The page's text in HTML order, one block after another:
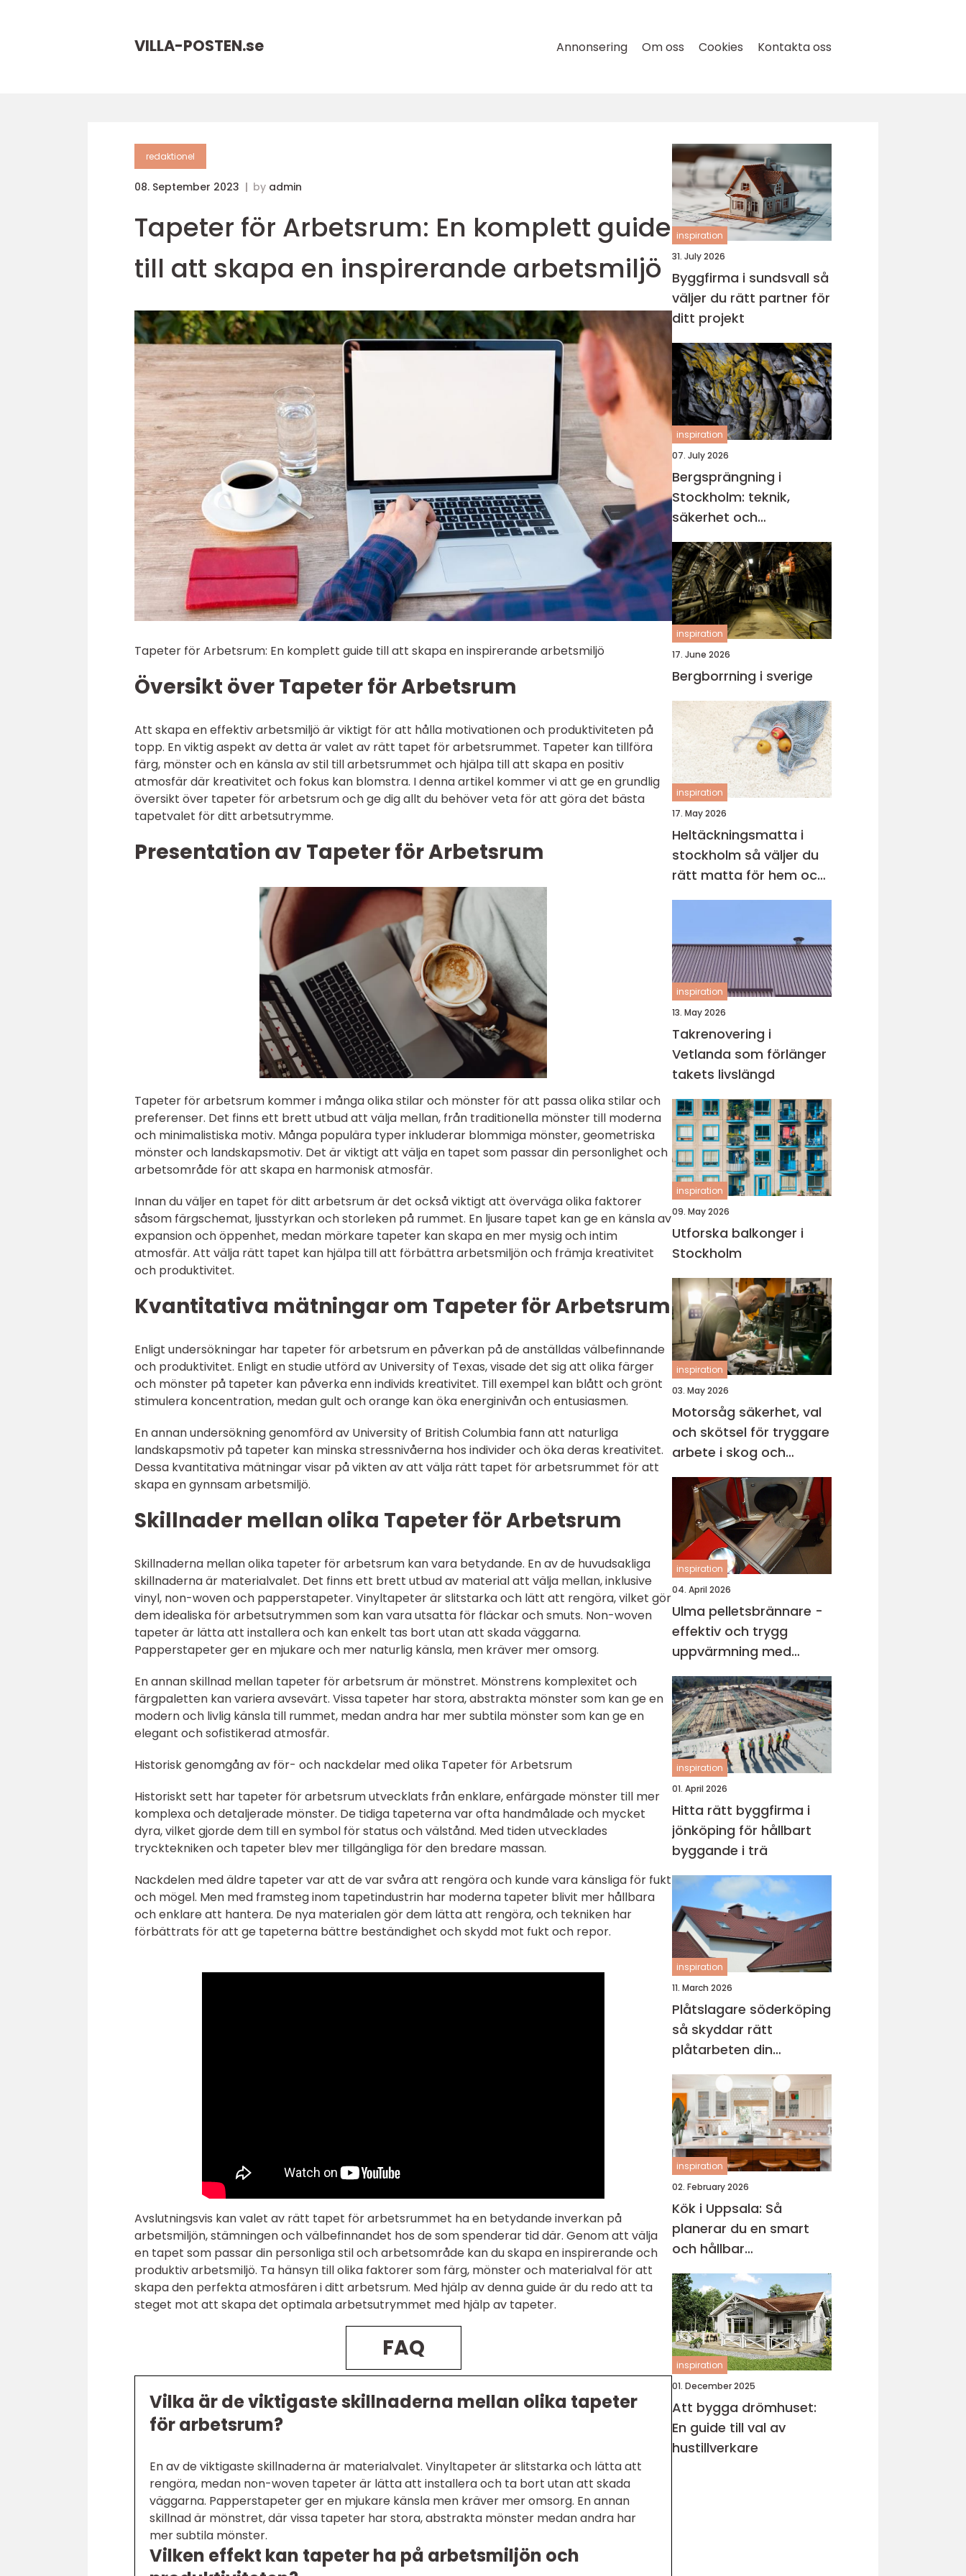
VILLA-POSTEN.se Annonsering Om oss Cookies Kontakta oss
redaktionel
08. September 2023 by admin
Tapeter för Arbetsrum: En komplett guide
till att skapa en inspirerande arbetsmiljö
Tapeter för Arbetsrum: En komplett guide till att skapa en inspirerande arbetsmiljö
Översikt över Tapeter för Arbetsrum
Att skapa en effektiv arbetsmiljö är viktigt för att hålla motivationen och produktiviteten på
topp. En viktig aspekt av detta är valet av rätt tapet för arbetsrummet. Tapeter kan tillföra
färg, mönster och en känsla av stil till arbetsrummet och hjälpa till att skapa en positiv
atmosfär där kreativitet och fokus kan blomstra. I denna artikel kommer vi att ge en grundlig
översikt över tapeter för arbetsrum och ge dig allt du behöver veta för att göra det bästa
tapetvalet för ditt arbetsutrymme.
Presentation av Tapeter för Arbetsrum
Tapeter för arbetsrum kommer i många olika stilar och mönster för att passa olika stilar och
preferenser. Det finns ett brett utbud att välja mellan, från traditionella mönster till moderna
och minimalistiska motiv. Många populära typer inkluderar blommiga mönster, geometriska
mönster och landskapsmotiv. Det är viktigt att välja en tapet som passar din personlighet och
arbetsområde för att skapa en harmonisk atmosfär.
Innan du väljer en tapet för ditt arbetsrum är det också viktigt att överväga olika faktorer
såsom färgschemat, ljusstyrkan och storleken på rummet. En ljusare tapet kan ge en känsla av
expansion och öppenhet, medan mörkare tapeter kan skapa en mer mysig och intim
atmosfär. Att välja rätt tapet kan hjälpa till att förbättra arbetsmiljön och främja kreativitet
och produktivitet.
Kvantitativa mätningar om Tapeter för Arbetsrum
Enligt undersökningar har tapeter för arbetsrum en påverkan på de anställdas välbefinnande
och produktivitet. Enligt en studie utförd av University of Texas, visade det sig att olika färger
och mönster på tapeter kan påverka enn individs kreativitet. Till exempel kan blått och grönt
stimulera koncentration, medan gult och orange kan öka energinivån och entusiasmen.
En annan undersökning genomförd av University of British Columbia fann att naturliga
landskapsmotiv på tapeter kan minska stressnivåerna hos individer och öka deras kreativitet.
Dessa kvantitativa mätningar visar på vikten av att välja rätt tapet för arbetsrummet för att
skapa en gynnsam arbetsmiljö.
Skillnader mellan olika Tapeter för Arbetsrum
Skillnaderna mellan olika tapeter för arbetsrum kan vara betydande. En av de huvudsakliga
skillnaderna är materialvalet. Det finns ett brett utbud av material att välja mellan, inklusive
vinyl, non-woven och papperstapeter. Vinyltapeter är slitstarka och lätt att rengöra, vilket gör
dem idealiska för arbetsutrymmen som kan vara utsatta för fläckar och smuts. Non-woven
tapeter är lätta att installera och kan enkelt tas bort utan att skada väggarna.
Papperstapeter ger en mjukare och mer naturlig känsla, men kräver mer omsorg.
En annan skillnad mellan tapeter för arbetsrum är mönstret. Mönstrens komplexitet och
färgpaletten kan variera avsevärt. Vissa tapeter har stora, abstrakta mönster som kan ge en
modern och livlig känsla till rummet, medan andra har mer subtila mönster som kan ge en
elegant och sofistikerad atmosfär.
Historisk genomgång av för- och nackdelar med olika Tapeter för Arbetsrum
Historiskt sett har tapeter för arbetsrum utvecklats från enklare, enfärgade mönster till mer
komplexa och detaljerade mönster. De tidiga tapeterna var ofta handmålade och mycket
dyra, vilket gjorde dem till en symbol för status och välstånd. Med tiden utvecklades
trycktekniken och tapeter blev mer tillgängliga för den bredare massan.
Nackdelen med äldre tapeter var att de var svåra att rengöra och kunde vara känsliga för fukt
och mögel. Men med framsteg inom tapetindustrin har moderna tapeter blivit mer hållbara
och enklare att hantera. De nya materialen gör dem lätta att rengöra, och tekniken har
förbättrats för att ge tapeterna bättre beständighet och skydd mot fukt och repor.
Avslutningsvis kan valet av rätt tapet för arbetsrummet ha en betydande inverkan på
arbetsmiljön, stämningen och välbefinnandet hos de som spenderar tid där. Genom att välja
en tapet som passar din personliga stil och arbetsområde kan du skapa en inspirerande och
produktiv arbetsmiljö. Ta hänsyn till olika faktorer som färg, mönster och materialval för att
skapa den perfekta atmosfären i ditt arbetsrum. Med hjälp av denna guide är du redo att ta
steget mot att skapa det optimala arbetsutrymmet med hjälp av tapeter.
FAQ
Vilka är de viktigaste skillnaderna mellan olika tapeter
för arbetsrum?
En av de viktigaste skillnaderna är materialvalet. Vinyltapeter är slitstarka och lätta att
rengöra, medan non-woven tapeter är lätta att installera och ta bort utan att skada
väggarna. Papperstapeter ger en mjukare känsla men kräver mer omsorg. En annan
skillnad är mönstret, där vissa tapeter har stora, abstrakta mönster medan andra har
mer subtila mönster.
Vilken effekt kan tapeter ha på arbetsmiljön och
inspiration
31. July 2026
Byggfirma i sundsvall så
väljer du rätt partner för
ditt projekt
inspiration
07. July 2026
Bergsprängning i
Stockholm: teknik,
säkerhet och
miljöhänsyn
inspiration
17. June 2026
Bergborrning i sverige
inspiration
17. May 2026
Heltäckningsmatta i
stockholm så väljer du
rätt matta för hem och
kontor
inspiration
13. May 2026
Takrenovering i
Vetlanda som förlänger
takets livslängd
inspiration
09. May 2026
Utforska balkonger i
Stockholm
inspiration
03. May 2026
Motorsåg säkerhet, val
och skötsel för tryggare
arbete i skog och
trädgård
inspiration
04. April 2026
Ulma pelletsbrännare -
effektiv och trygg
uppvärmning med
pellets
inspiration
01. April 2026
Hitta rätt byggfirma i
jönköping för hållbart
byggande i trä
inspiration
11. March 2026
Plåtslagare söderköping
så skyddar rätt
plåtarbeten din
fastighet
inspiration
02. February 2026
Kök i Uppsala: Så
planerar du en smart
och hållbar
köksrenovering
inspiration
01. December 2025
Att bygga drömhuset:
En guide till val av
hustillverkare